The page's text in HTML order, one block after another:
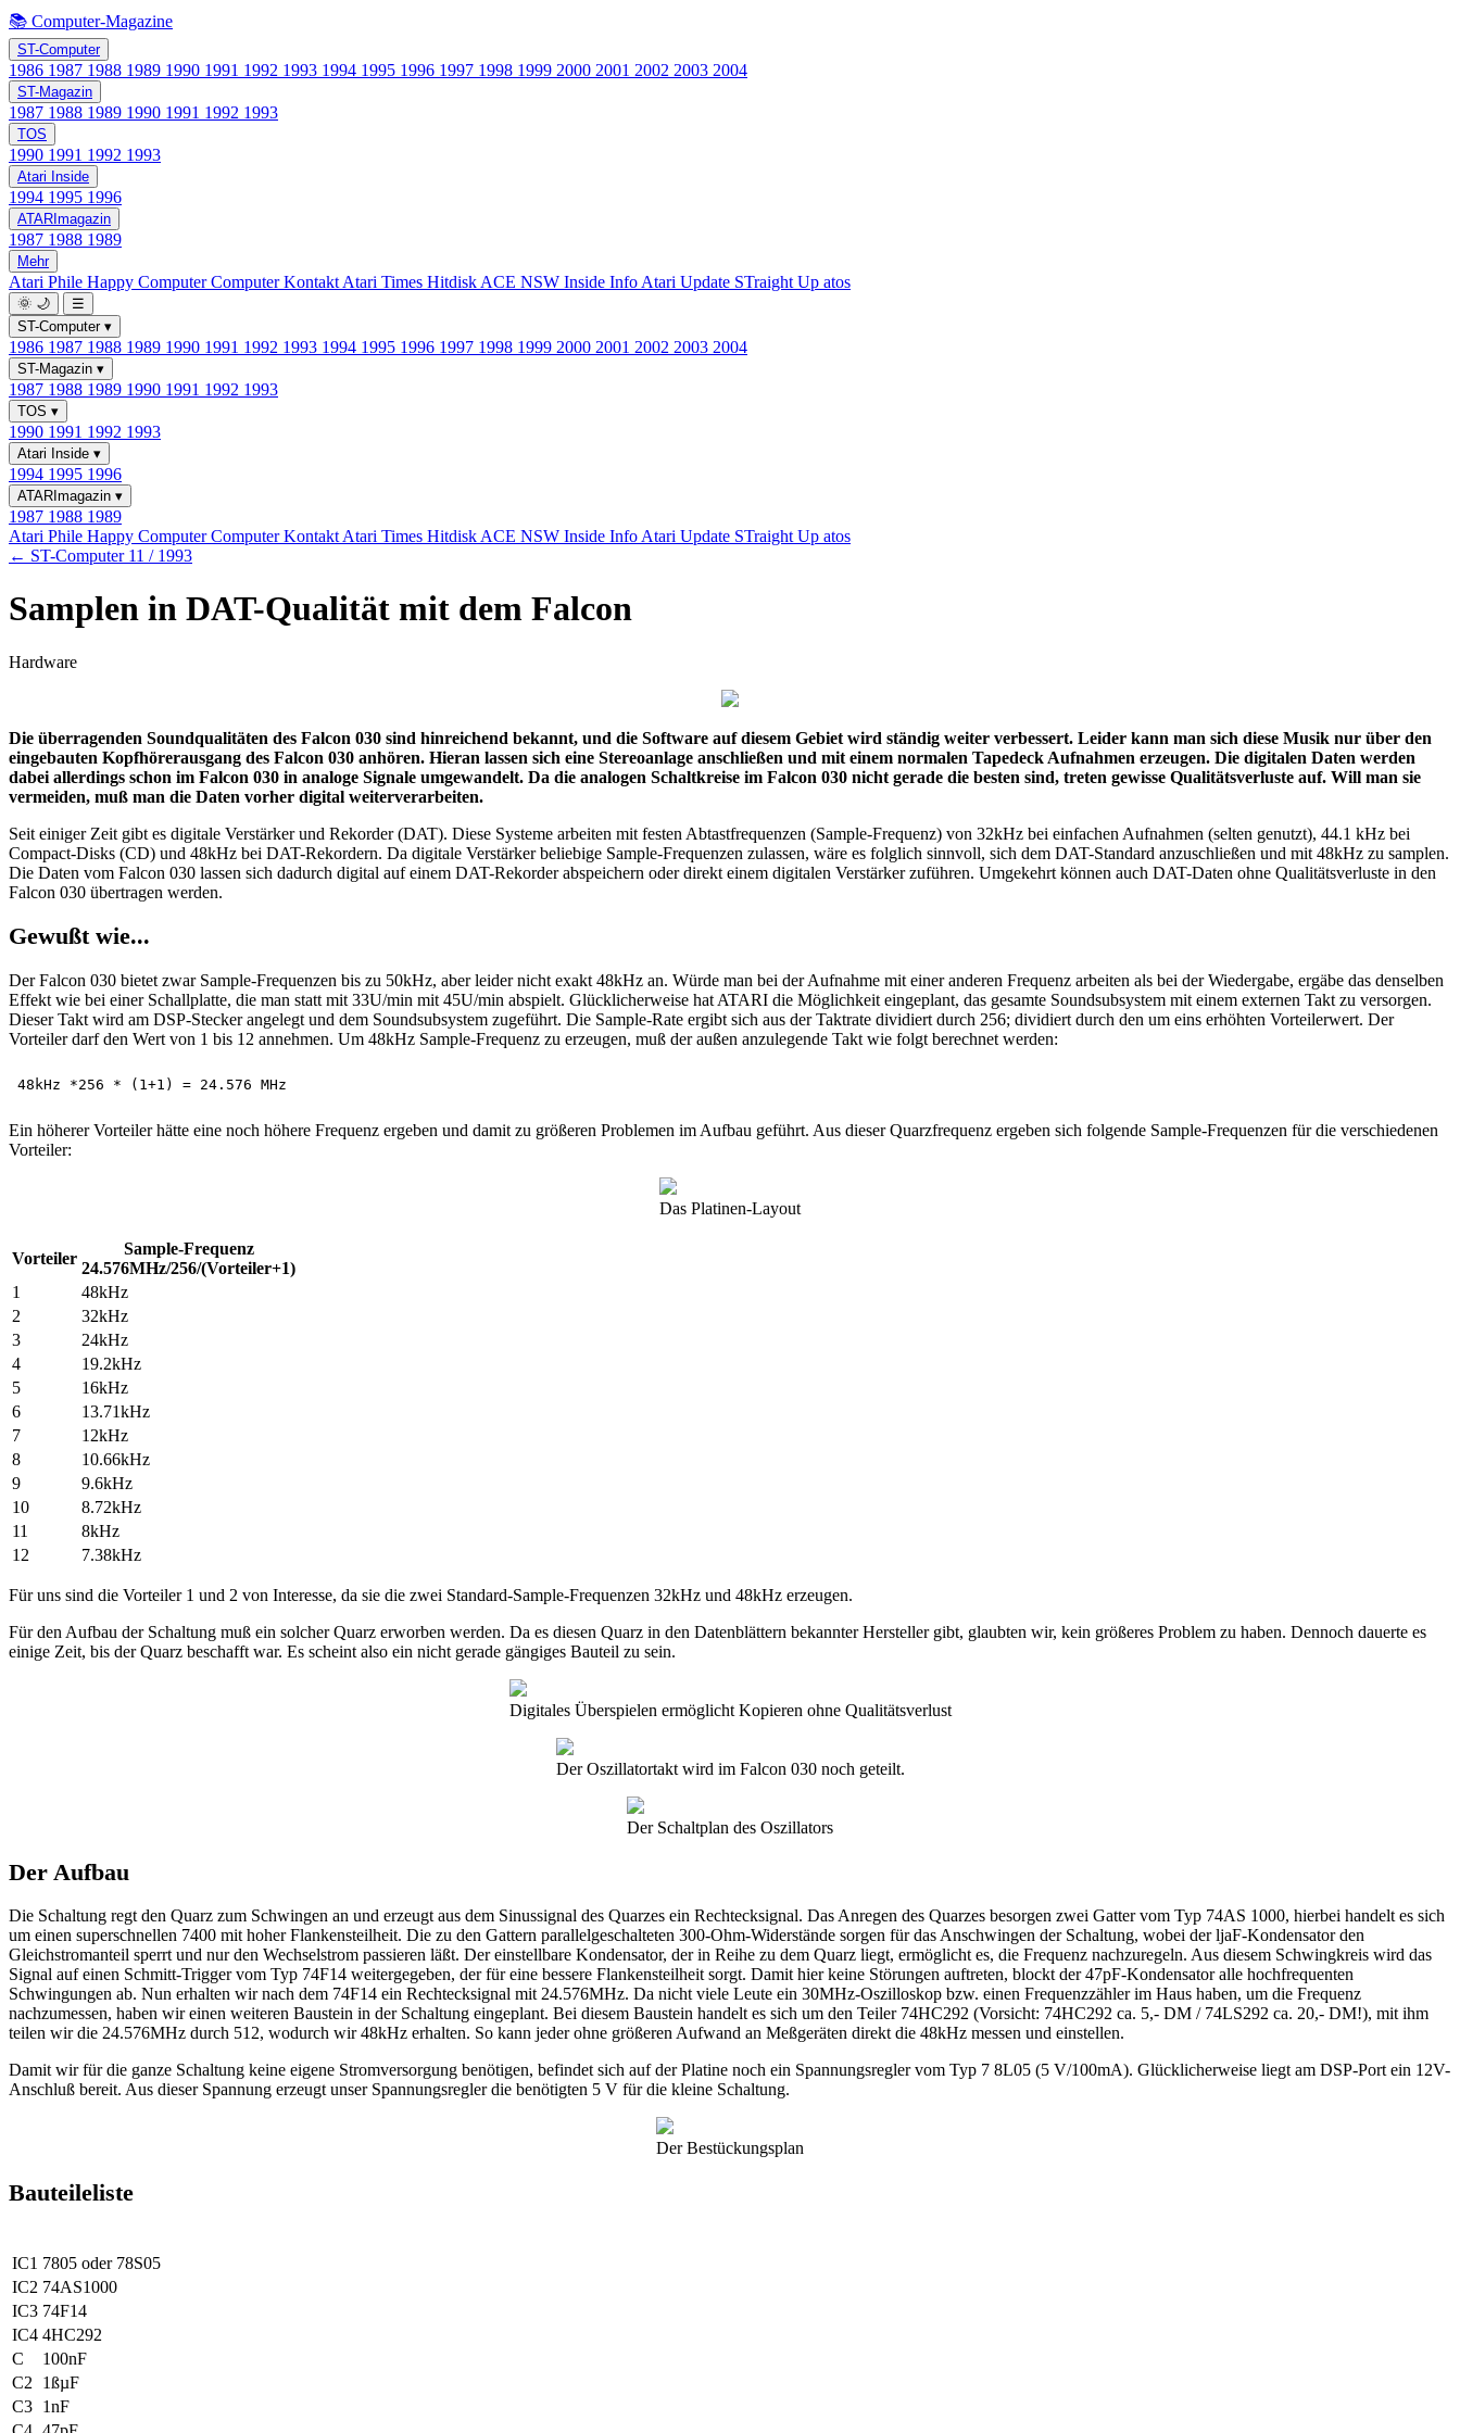
📚 Computer-Magazine
ST-Computer
1986 1987 1988 1989 1990 1991 1992 1993 1994 1995 1996 1997 1998 1999 2000 2001 2002 2003 2004
ST-Magazin
1987 1988 1989 1990 1991 1992 1993
TOS
1990 1991 1992 1993
Atari Inside
1994 1995 1996
ATARImagazin
1987 1988 1989
Mehr
Atari Phile Happy ComputerComputer Kontakt Atari Times Hitdisk ACE NSW Inside Info Atari Update STraight Up atos
🌞 🌙
☰
ST-Computer ▾
1986 1987 1988 1989 1990 1991 1992 1993 1994 1995 1996 1997 1998 1999 2000 2001 2002 2003 2004
ST-Magazin ▾
1987 1988 1989 1990 1991 1992 1993
TOS ▾
1990 1991 1992 1993
Atari Inside ▾
1994 1995 1996
ATARImagazin ▾
1987 1988 1989
Atari Phile Happy ComputerComputer Kontakt Atari Times Hitdisk ACE NSW Inside Info Atari Update STraight Up atos
← ST-Computer 11 / 1993
Samplen in DAT-Qualität mit dem Falcon
Hardware
Die überragenden Soundqualitäten des Falcon 030 sind hinreichend bekannt, und die Software auf diesem Gebiet wird ständig weiter verbessert. Leider kann man sich diese Musik nur über den
eingebauten Kopfhörerausgang des Falcon 030 anhören. Hieran lassen sich eine Stereoanlage anschließen und mit einem normalen Tapedeck Aufnahmen erzeugen. Die digitalen Daten werden
dabei allerdings schon im Falcon 030 in analoge Signale umgewandelt. Da die analogen Schaltkreise im Falcon 030 nicht gerade die besten sind, treten gewisse Qualitätsverluste auf. Will man sie
vermeiden, muß man die Daten vorher digital weiterverarbeiten.
Seit einiger Zeit gibt es digitale Verstärker und Rekorder (DAT). Diese Systeme arbeiten mit festen Abtastfrequenzen (Sample-Frequenz) von 32kHz bei einfachen Aufnahmen (selten genutzt), 44.1 kHz bei
Compact-Disks (CD) und 48kHz bei DAT-Rekordern. Da digitale Verstärker beliebige Sample-Frequenzen zulassen, wäre es folglich sinnvoll, sich dem DAT-Standard anzuschließen und mit 48kHz zu samplen.
Die Daten vom Falcon 030 lassen sich dadurch digital auf einem DAT-Rekorder abspeichern oder direkt einem digitalen Verstärker zuführen. Umgekehrt können auch DAT-Daten ohne Qualitätsverluste in den
Falcon 030 übertragen werden.
Gewußt wie...
Der Falcon 030 bietet zwar Sample-Frequenzen bis zu 50kHz, aber leider nicht exakt 48kHz an. Würde man bei der Aufnahme mit einer anderen Frequenz arbeiten als bei der Wiedergabe, ergäbe das denselben
Effekt wie bei einer Schallplatte, die man statt mit 33U/min mit 45U/min abspielt. Glücklicherweise hat ATARI die Möglichkeit eingeplant, das gesamte Soundsubsystem mit einem externen Takt zu versorgen.
Dieser Takt wird am DSP-Stecker angelegt und dem Soundsubsystem zugeführt. Die Sample-Rate ergibt sich aus der Taktrate dividiert durch 256; dividiert durch den um eins erhöhten Vorteilerwert. Der
Vorteiler darf den Wert von 1 bis 12 annehmen. Um 48kHz Sample-Frequenz zu erzeugen, muß der außen anzulegende Takt wie folgt berechnet werden:
Ein höherer Vorteiler hätte eine noch höhere Frequenz ergeben und damit zu größeren Problemen im Aufbau geführt. Aus dieser Quarzfrequenz ergeben sich folgende Sample-Frequenzen für die verschiedenen
Vorteiler:
Das Platinen-Layout
Vorteiler
Sample-Frequenz
24.576MHz/256/(Vorteiler+1)
1
48kHz
2
32kHz
3
24kHz
4
19.2kHz
5
16kHz
6
13.71kHz
7
12kHz
8
10.66kHz
9
9.6kHz
10
8.72kHz
11
8kHz
12
7.38kHz
Für uns sind die Vorteiler 1 und 2 von Interesse, da sie die zwei Standard-Sample-Frequenzen 32kHz und 48kHz erzeugen.
Für den Aufbau der Schaltung muß ein solcher Quarz erworben werden. Da es diesen Quarz in den Datenblättern bekannter Hersteller gibt, glaubten wir, kein größeres Problem zu haben. Dennoch dauerte es
einige Zeit, bis der Quarz beschafft war. Es scheint also ein nicht gerade gängiges Bauteil zu sein.
Digitales Überspielen ermöglicht Kopieren ohne Qualitätsverlust
Der Oszillatortakt wird im Falcon 030 noch geteilt.
Der Schaltplan des Oszillators
Der Aufbau
Die Schaltung regt den Quarz zum Schwingen an und erzeugt aus dem Sinussignal des Quarzes ein Rechtecksignal. Das Anregen des Quarzes besorgen zwei Gatter vom Typ 74AS 1000, hierbei handelt es sich
um einen superschnellen 7400 mit hoher Flankensteilheit. Die zu den Gattern parallelgeschalteten 300-Ohm-Widerstände sorgen für das Anschwingen der Schaltung, wobei der ljaF-Kondensator den
Gleichstromanteil sperrt und nur den Wechselstrom passieren läßt. Der einstellbare Kondensator, der in Reihe zu dem Quarz liegt, ermöglicht es, die Frequenz nachzuregeln. Aus diesem Schwingkreis wird das
Signal auf einen Schmitt-Trigger vom Typ 74F14 weitergegeben, der für eine bessere Flankensteilheit sorgt. Damit hier keine Störungen auftreten, blockt der 47pF-Kondensator alle hochfrequenten
Schwingungen ab. Nun erhalten wir nach dem 74F14 ein Rechtecksignal mit 24.576MHz. Da nicht viele Leute ein 30MHz-Oszilloskop bzw. einen Frequenzzähler im Haus haben, um die Frequenz
nachzumessen, haben wir einen weiteren Baustein in der Schaltung eingeplant. Bei diesem Baustein handelt es sich um den Teiler 74HC292 (Vorsicht: 74HC292 ca. 5,- DM / 74LS292 ca. 20,- DM!), mit ihm
teilen wir die 24.576MHz durch 512, wodurch wir 48kHz erhalten. So kann jeder ohne größeren Aufwand an Meßgeräten direkt die 48kHz messen und einstellen.
Damit wir für die ganze Schaltung keine eigene Stromversorgung benötigen, befindet sich auf der Platine noch ein Spannungsregler vom Typ 7 8L05 (5 V/100mA). Glücklicherweise liegt am DSP-Port ein 12V-
Anschluß bereit. Aus dieser Spannung erzeugt unser Spannungsregler die benötigten 5 V für die kleine Schaltung.
Der Bestückungsplan
Bauteileliste
IC1 7805 oder 78S05
IC2 74AS1000
IC3 74F14
IC4 4HC292
C
100nF
C2
1ßµF
C3 1nF